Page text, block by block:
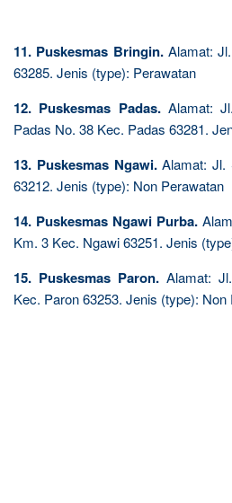
11. Puskesmas Bringin.Alamat:
63285. Jenis (type): Perawatan
12. Puskesmas Padas.Alamat:
Padas No. 38 Kec. Padas 63281.
13. Puskesmas Ngawi.Alamat: Jl.
63212. Jenis (type): Non Perawatan
14. Puskesmas Ngawi Purba.
Km. 3 Kec. Ngawi 63251. Jenis
15. Puskesmas Paron. Alamat:
Kec. Paron 63253. Jenis (type): Non